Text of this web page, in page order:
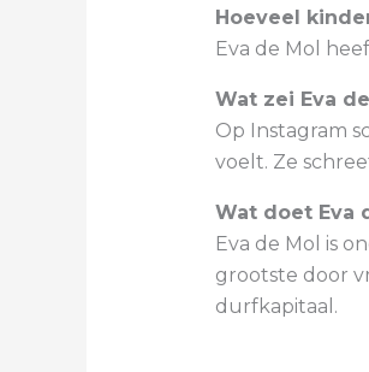
Hoeveel
Eva de Mol
Wat zei Eva
Op Instagram
voelt. Ze
Wat doet Eva
Eva de Mol is
grootste door
durfkapitaal.